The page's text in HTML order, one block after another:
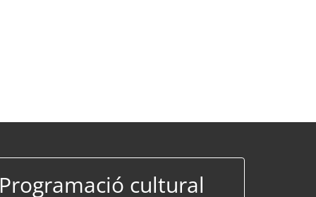
Programació cultural